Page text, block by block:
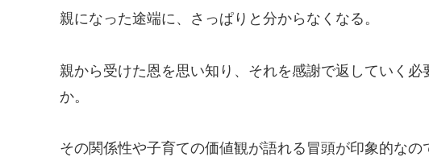
親になった途端に、さっぱりと分からなくなる。
親から受けた恩を思い知り、それを感謝で返していく
か。
その関係性や子育ての価値観が語れる冒頭が印象的なの